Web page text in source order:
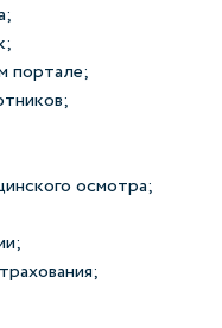
портале;
осмотра;